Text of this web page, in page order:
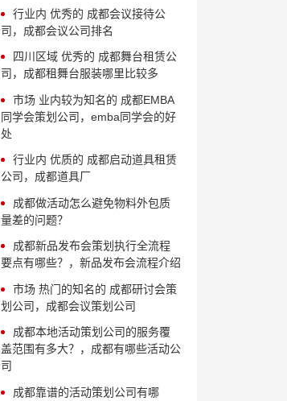
行业内 优秀的 成都会议接待公
司，成都会议公司排名
四川区域 优秀的 成都舞台租赁公
司，成都租舞台服装哪里比较多
市场 业内较为知名的 成都EMBA
同学会策划公司，emba同学会的好
处
行业内 优质的 成都启动道具租赁
公司，成都道具厂
成都做活动怎么避免物料外包质
量差的问题？
成都新品发布会策划执行全流程
要点有哪些？，新品发布会流程介绍
市场 热门的知名的 成都研讨会策
划公司，成都会议策划公司
成都本地活动策划公司的服务覆
盖范围有多大？，成都有哪些活动公
司
成都靠谱的活动策划公司有哪